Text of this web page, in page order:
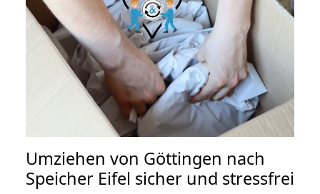
Umziehen von Göttingen nach
Speicher Eifel sicher und stressfrei